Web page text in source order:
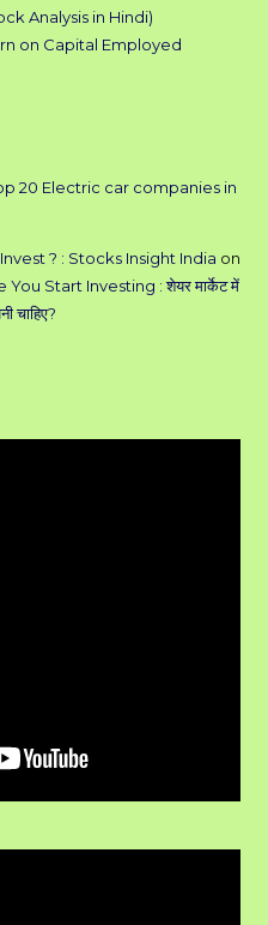
Analysis in Hindi)
on Capital Employed
20 Electric car companies in
? : Stocks Insight India on
Start Investing : शेयर मार्केट में
चाहिए?